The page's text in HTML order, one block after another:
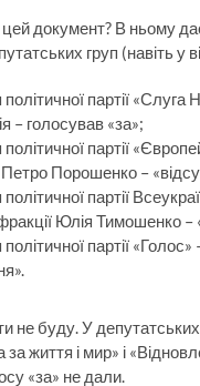
документ? В ньому
груп (навіть
партії
– голосував «за»;
партії
Порошенко –
партії
Юлія Тимошенко –
партії
не буду. У
життя і мир» і
«за» не дали.